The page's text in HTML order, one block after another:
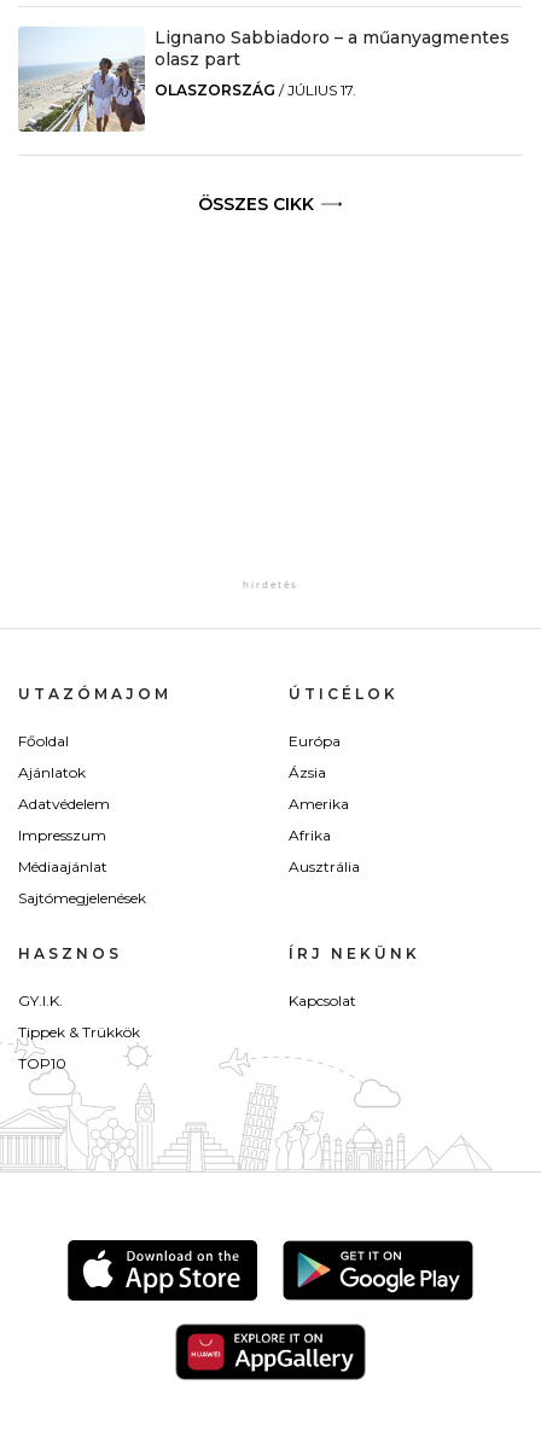
Lignano Sabbiadoro – a műanyagmentes
olasz part
OLASZORSZÁG /JÚLIUS 17.
ÖSSZES CIKK
UTAZÓMAJOM
Főoldal
Ajánlatok
Adatvédelem
Impresszum
Médiaajánlat
Sajtómegjelenések
ÚTICÉLOK
Európa
Ázsia
Amerika
Afrika
Ausztrália
HASZNOS
GY.I.K.
Tippek & Trükkök
TOP10
ÍRJ NEKÜNK
Kapcsolat